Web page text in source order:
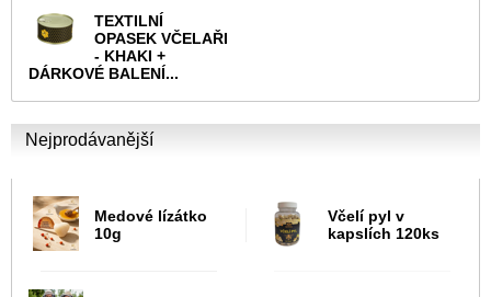
TEXTILNÍ
OPASEK VČELAŘI
- KHAKI +
DÁRKOVÉ BALENÍ...
Nejprodávanější
Medové lízátko
10g
Včelí pyl v
kapslích 120ks